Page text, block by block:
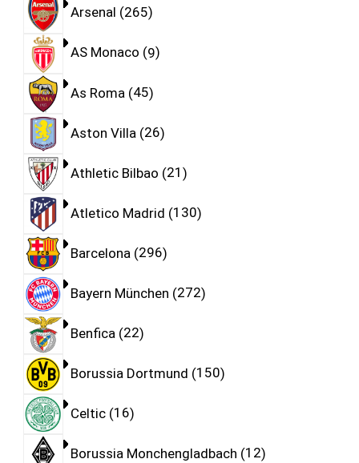
Arsenal 265
AS Monaco 9
As Roma 45
Aston Villa 26
Athletic Bilbao 21
Atletico Madrid 130
Barcelona 296
Bayern München 272
Benfica 22
Borussia Dortmund 150
Celtic 16
Borussia Monchengladbach 12